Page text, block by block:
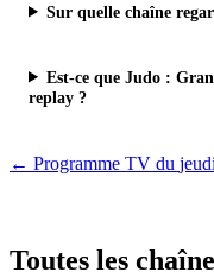
Sur quelle chaîne
Est-ce que Judo :
replay ?
← Programme TV du
Toutes les